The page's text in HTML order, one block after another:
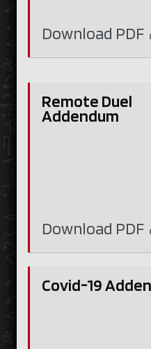
Download PDF
Remote Duel
Addendum
Download PDF
Covid-19